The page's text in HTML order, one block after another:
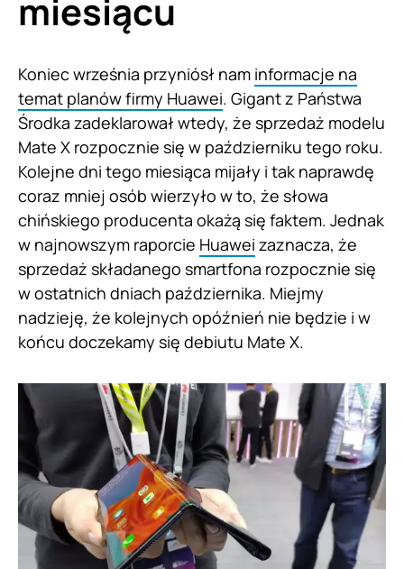
miesiącu
Koniec września przyniósł nam informacje na
temat planów firmy Huawei. Gigant z Państwa
Środka zadeklarował wtedy, że sprzedaż modelu
Mate X rozpocznie się w październiku tego roku.
Kolejne dni tego miesiąca mijały i tak naprawdę
coraz mniej osób wierzyło w to, że słowa
chińskiego producenta okażą się faktem. Jednak
w najnowszym raporcie Huawei zaznacza, że
sprzedaż składanego smartfona rozpocznie się
w ostatnich dniach października. Miejmy
nadzieję, że kolejnych opóźnień nie będzie i w
końcu doczekamy się debiutu Mate X.